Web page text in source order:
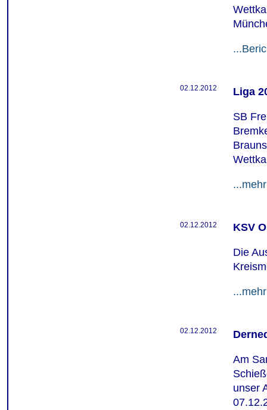
02.12.2012 Liga
SB
...mehr
02.12.2012 KSV
Die
...mehr
02.12.2012
Am
unser